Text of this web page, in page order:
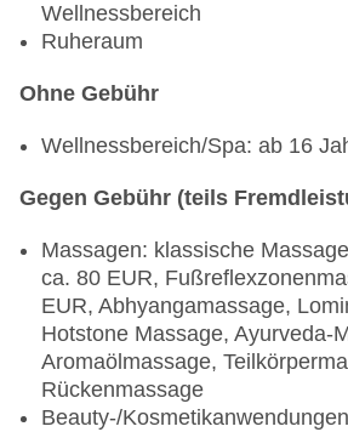
Wellnessbereich
Ruheraum
Ohne Gebühr
Wellnessbereich/Spa: ab 16
Gegen Gebühr (teils
Massagen: klassische
ca. 80 EUR,
EUR, Abhyangamassage,
Hotstone Massage, Ayurveda-
Aromaölmassage,
Rückenmassage
Beauty-/